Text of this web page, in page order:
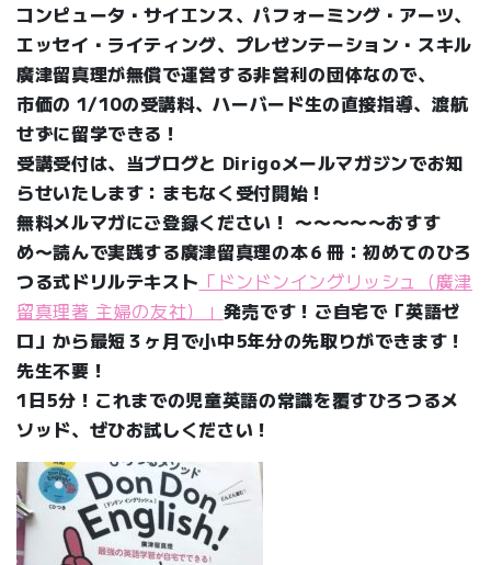
コンピュータ・サイエンス、パフォーミング・アーツ、
エッセイ・ライティング、プレゼンテーション・スキル
廣津留真理が無償で運営する非営利の団体なので、
市価の 1/10の受講料、ハーバード生の直接指導、渡航
せずに留学できる！
受講受付は、当ブログと Dirigoメールマガジンでお知
らせいたします：まもなく受付開始！
無料メルマガにご登録ください！ 〜〜〜〜〜おすす
め〜読んで実践する廣津留真理の本６冊：初めてのひろ
つる式ドリルテキスト 「ドンドンイングリッシュ（廣津
留真理著 主婦の友社）」 発売です！ご自宅で「英語ゼ
ロ」から最短３ヶ月で小中5年分の先取りができます！
先生不要！
1日5分！これまでの児童英語の常識を覆すひろつるメ
ソッド、ぜひお試しください！